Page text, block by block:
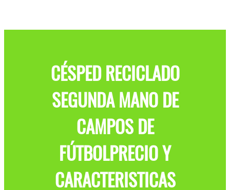
CÉSPED RECICLADO
SEGUNDA MANO DE
CAMPOS DE
FÚTBOLPRECIO Y
CARACTERISTICAS